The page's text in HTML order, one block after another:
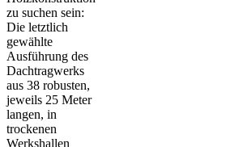
zu suchen sein:
Die letztlich
gewählte
Ausführung des
Dachtragwerks
aus 38 robusten,
jeweils 25 Meter
langen, in
trockenen
Werkshallen